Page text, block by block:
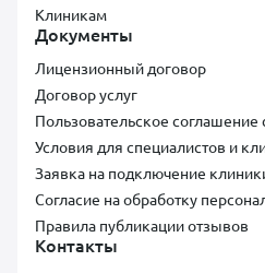
Клиникам
Документы
Лицензионный договор
Договор услуг
Пользовательское соглашение
Условия для специалистов и
Заявка на подключение
Согласие на обработку
Правила публикации отзывов
Контакты